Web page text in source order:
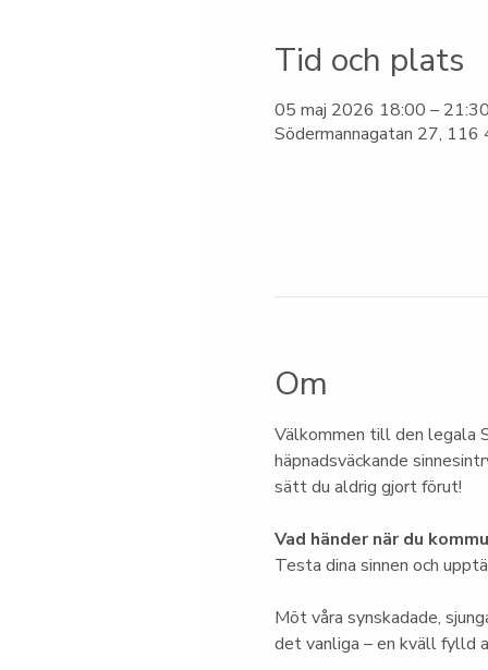
Tid och plats
05 maj 2026 18:00 – 21:30
Södermannagatan 27, 116
Om
Välkommen till den legala
häpnadsväckande
sätt du aldrig gjort förut!
Vad händer när du
Testa dina sinnen och
Möt våra synskadade,
det vanliga – en kväll fylld